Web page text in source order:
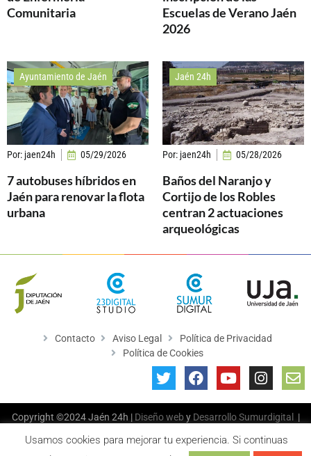
Comunitaria
Escuelas de Verano Jaén
2026
Ayuntamiento de Jaén
Por: jaen24h 05/29/2026
7 autobuses híbridos en
Jaén para renovar la flota
urbana
Jaén 24h
Por: jaen24h 05/28/2026
Baños del Naranjo y
Cortijo de los Robles
centran 2 actuaciones
arqueológicas
Contacto Aviso Legal
Política de Privacidad
Política de Cookies
Copyright ©2024 Jaén 24h | Diseño web y Desarrollo Sumurdigital
|
Usamos cookies para mejorar tu experiencia. Si continuas